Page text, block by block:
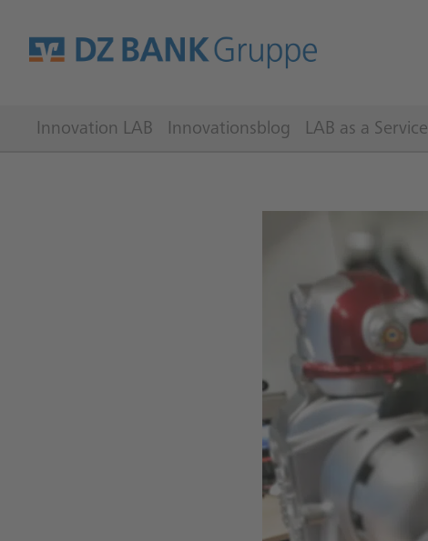
Innovation LAB Innovationsblog LAB as a Service